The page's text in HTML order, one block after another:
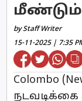
மீண்டும்
by Staff Writer
15-11-2025 | 7:35
Colombo
நடவடிக்கை